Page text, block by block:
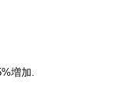
増加.